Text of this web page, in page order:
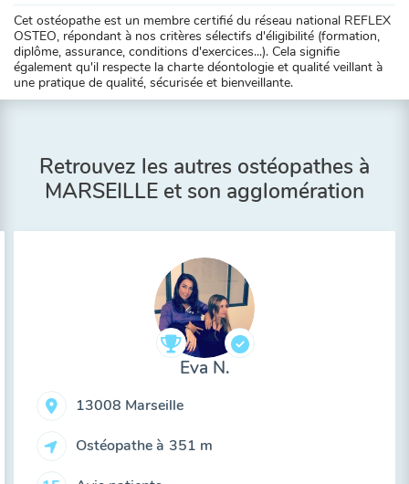
Cet ostéopathe est un membre certifié du réseau national REFLEX
OSTEO, répondant à nos critères sélectifs d'éligibilité (formation,
diplôme, assurance, conditions d'exercices...). Cela signifie
également qu'il respecte la charte déontologie et qualité veillant à
une pratique de qualité, sécurisée et bienveillante.
Retrouvez les autres ostéopathes à
MARSEILLE et son agglomération
Eva N.
13008 Marseille
Ostéopathe à 351 m